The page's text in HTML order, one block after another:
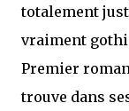
totalement
vraiment
Premier
trouve dans